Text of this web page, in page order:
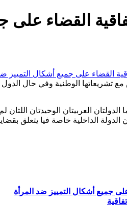
القضاء على
القضاء على جميع أشكال التمييز
تشريعاتها الوطنية وفي حال
هما الدولتان العربيتان
الدولة الداخلية خاصة فيا يتعلق
جميع أشكال التمييز ضد المرأة